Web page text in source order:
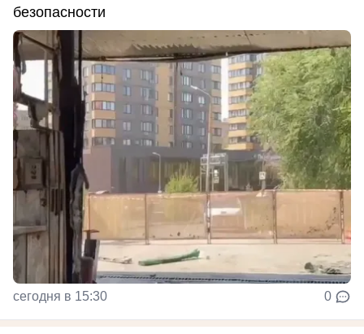
безопасности
сегодня в 15:30 0